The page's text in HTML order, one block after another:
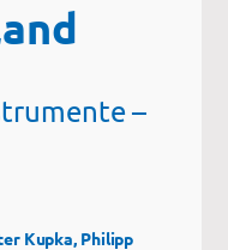
–
Kupka, Philipp